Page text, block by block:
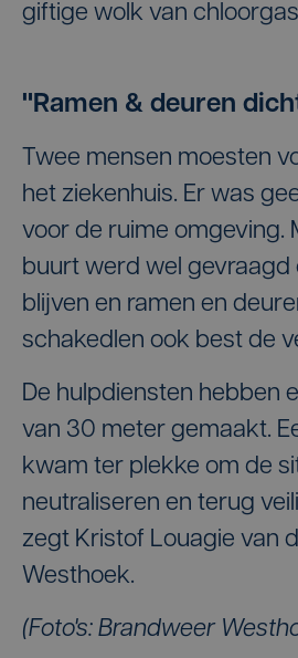
giftige wolk van
"Ramen & deuren
Twee mensen moesten
het ziekenhuis. Er was
voor de ruime omgeving.
buurt werd wel gevraagd
blijven en ramen en
schakedlen ook best de
De hulpdiensten hebben
van 30 meter gemaakt.
kwam ter plekke om de
neutraliseren en terug
zegt Kristof Louagie van
Westhoek.
(Foto's: Brandweer